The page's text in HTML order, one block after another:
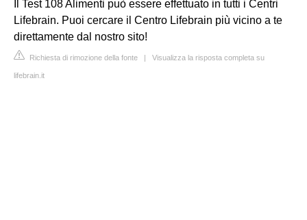
Il Test 108 Alimenti può essere effettuato in tutti i Centri
Lifebrain. Puoi cercare il Centro Lifebrain più vicino a te
direttamente dal nostro sito!
Richiesta di rimozione della fonte | Visualizza la risposta completa su
lifebrain.it